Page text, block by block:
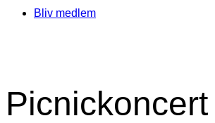
Bliv medlem